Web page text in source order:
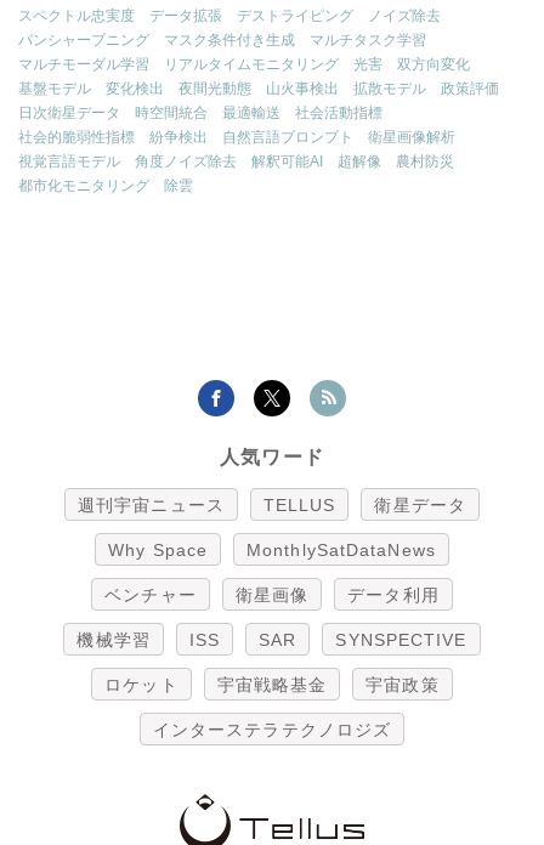
スペクトル忠実度
データ拡張 デストライピング
ノイズ除去
パンシャープニング
マスク条件付き生成
マルチタスク学習
マルチモーダル学習
リアルタイムモニタリング 光害
双方向変化
基盤モデル
変化検出 夜間光動態 山火事検出 拡散モデル
政策評価
日次衛星データ
時空間統合 最適輸送
社会活動指標
社会的脆弱性指標
紛争検出 自然言語プロンプト
衛星画像解析
視覚言語モデル
角度ノイズ除去 解釈可能AI 超解像
農村防災
都市化モニタリング
除雲
人気ワード
週刊宇宙ニュース TELLUS 衛星データ
Why Space MonthlySatDataNews
ベンチャー 衛星画像 データ利用
機械学習 ISS SAR SYNSPECTIVE
ロケット 宇宙戦略基金 宇宙政策
インターステラテクノロジズ